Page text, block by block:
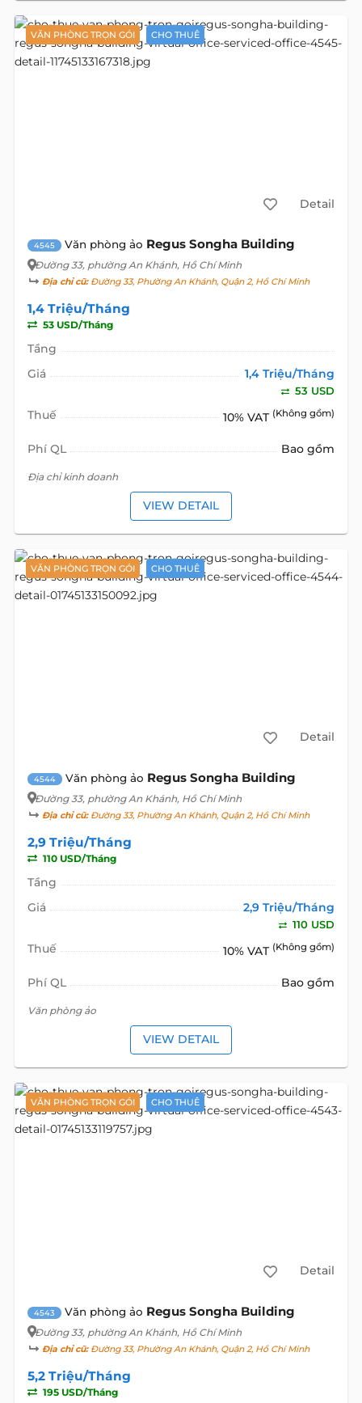
VĂN PHÒNG TRỌN GÓI CHO THUÊ
Detail
4545 Văn phòng ảo Regus Songha Building
Đường 33, phường An Khánh, Hồ Chí Minh
Địa chỉ cũ:Đường 33, Phường An Khánh, Quận 2, Hồ Chí Minh
1,4 Triệu/Tháng
53 USD/Tháng
Tầng
Giá
1,4 Triệu/Tháng
53 USD
Thuế 10% VAT (Không gồm)
Phí QL Bao gồm
Địa chỉ kinh doanh
VIEW DETAIL
VĂN PHÒNG TRỌN GÓI CHO THUÊ
Detail
4544 Văn phòng ảo Regus Songha Building
Đường 33, phường An Khánh, Hồ Chí Minh
Địa chỉ cũ:Đường 33, Phường An Khánh, Quận 2, Hồ Chí Minh
2,9 Triệu/Tháng
110 USD/Tháng
Tầng
Giá
2,9 Triệu/Tháng
110 USD
Thuế 10% VAT (Không gồm)
Phí QL Bao gồm
Văn phòng ảo
VIEW DETAIL
VĂN PHÒNG TRỌN GÓI CHO THUÊ
Detail
4543 Văn phòng ảo Regus Songha Building
Đường 33, phường An Khánh, Hồ Chí Minh
Địa chỉ cũ:Đường 33, Phường An Khánh, Quận 2, Hồ Chí Minh
5,2 Triệu/Tháng
195 USD/Tháng